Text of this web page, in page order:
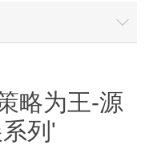
略为王-源
列'